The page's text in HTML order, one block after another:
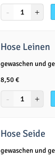
Hose Leinen
gewaschen und
8,50 €
Hose Seide
gewaschen und